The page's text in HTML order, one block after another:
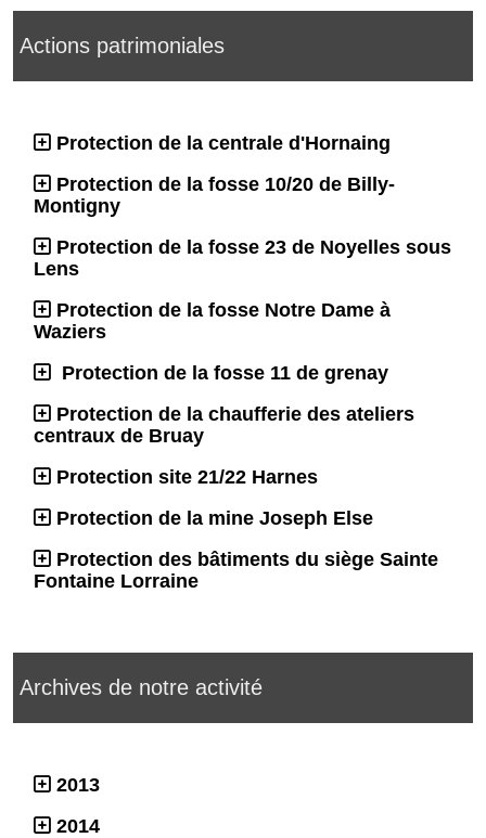
Actions patrimoniales
Protection de la centrale d'Hornaing
Protection de la fosse 10/20 de Billy-
Montigny
Protection de la fosse 23 de Noyelles sous
Lens
Protection de la fosse Notre Dame à
Waziers
Protection de la fosse 11 de grenay
Protection de la chaufferie des ateliers
centraux de Bruay
Protection site 21/22 Harnes
Protection de la mine Joseph Else
Protection des bâtiments du siège Sainte
Fontaine Lorraine
Archives de notre activité
2013
2014